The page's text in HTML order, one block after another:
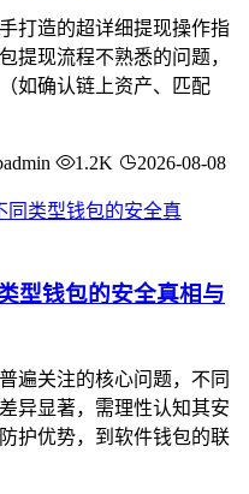
打造的超详细提现操作指
提现流程不熟悉的问题，
如确认链上资产、匹配
1.2K 2026-08-08
型钱包的安全真相与
遍关注的核心问题，不同
异显著，需理性认知其安
护优势，到软件钱包的联